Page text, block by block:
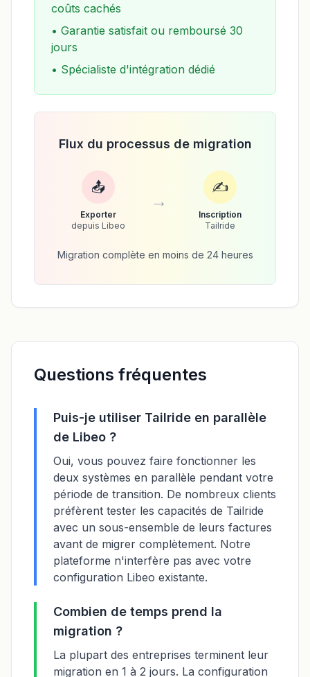
coûts cachés
• Garantie satisfait ou remboursé 30
jours
• Spécialiste d'intégration dédié
Flux du processus de migration
📤
Exporter
depuis Libeo
→
✍️
Inscription
Tailride
Migration complète en moins de 24 heures
Questions fréquentes
Puis-je utiliser Tailride en parallèle
de Libeo ?
Oui, vous pouvez faire fonctionner les
deux systèmes en parallèle pendant votre
période de transition. De nombreux clients
préfèrent tester les capacités de Tailride
avec un sous-ensemble de leurs factures
avant de migrer complètement. Notre
plateforme n'interfère pas avec votre
configuration Libeo existante.
Combien de temps prend la
migration ?
La plupart des entreprises terminent leur
migration en 1 à 2 jours. La configuration